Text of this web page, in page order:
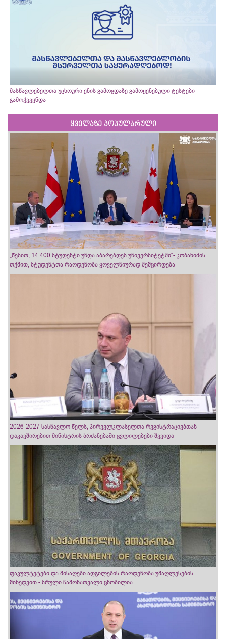
მასწავლებელთა უცხოური ენის გამოცდაზე გამოყენებული ტესტები
გამოქვეყნდა
ყველაზე პოპულარული
„წესით, 14 400 სტუდენტი უნდა აბარებდეს უნივერსიტეტში“- კობახიძის
თქმით, სტუდენტთა რაოდენობა ყოველწიურად შემცირდება
2026-2027 სასწავლო წელს, პირველკლასელთა რეგისტრაციებთან
დაკავშირებით მინისტრის ბრძანებაში ცვლილებები შევიდა
ფაკულტეტები და მისაღები ადგილების რაოდენობა უმაღლესების
მიხედვით - სრული ჩამონათვალი ცნობილია